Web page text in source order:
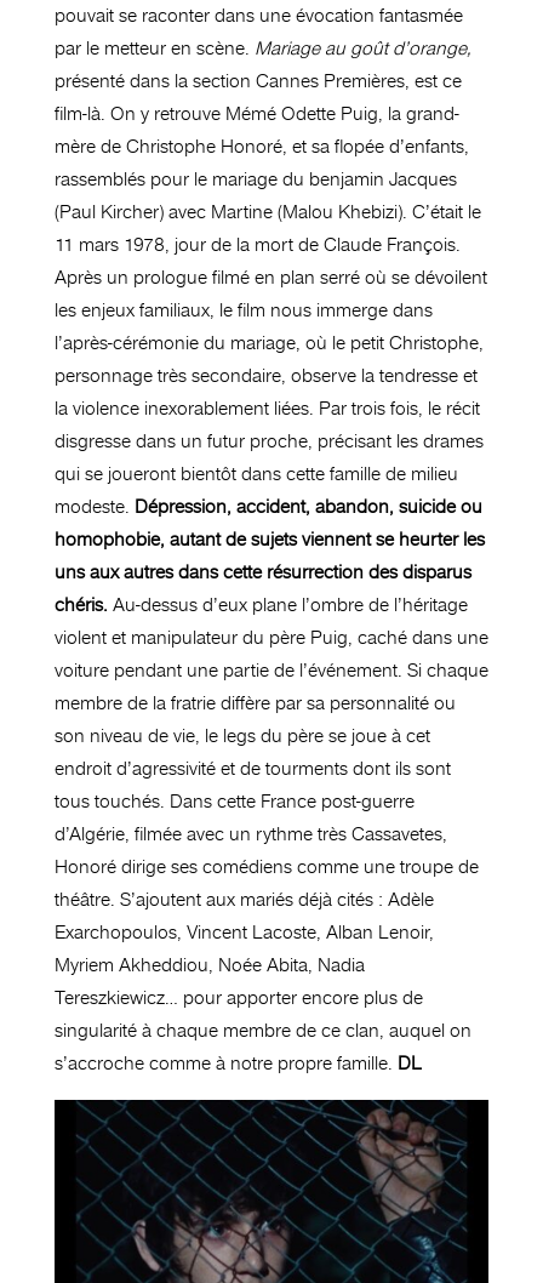
pouvait se raconter dans une évocation fantasmée
par le metteur en scène. Mariage au goût d’orange,
présenté dans la section Cannes Premières, est ce
film-là. On y retrouve Mémé Odette Puig, la grand-
mère de Christophe Honoré, et sa flopée d’enfants,
rassemblés pour le mariage du benjamin Jacques
(Paul Kircher) avec Martine (Malou Khebizi). C’était le
11 mars 1978, jour de la mort de Claude François.
Après un prologue filmé en plan serré où se dévoilent
les enjeux familiaux, le film nous immerge dans
l’après-cérémonie du mariage, où le petit Christophe,
personnage très secondaire, observe la tendresse et
la violence inexorablement liées. Par trois fois, le récit
disgresse dans un futur proche, précisant les drames
qui se joueront bientôt dans cette famille de milieu
modeste. Dépression, accident, abandon, suicide ou
homophobie, autant de sujets viennent se heurter les
uns aux autres dans cette résurrection des disparus
chéris. Au-dessus d’eux plane l’ombre de l’héritage
violent et manipulateur du père Puig, caché dans une
voiture pendant une partie de l’événement. Si chaque
membre de la fratrie diffère par sa personnalité ou
son niveau de vie, le legs du père se joue à cet
endroit d’agressivité et de tourments dont ils sont
tous touchés. Dans cette France post-guerre
d’Algérie, filmée avec un rythme très Cassavetes,
Honoré dirige ses comédiens comme une troupe de
théâtre. S’ajoutent aux mariés déjà cités : Adèle
Exarchopoulos, Vincent Lacoste, Alban Lenoir,
Myriem Akheddiou, Noée Abita, Nadia
Tereszkiewicz… pour apporter encore plus de
singularité à chaque membre de ce clan, auquel on
s’accroche comme à notre propre famille. DL